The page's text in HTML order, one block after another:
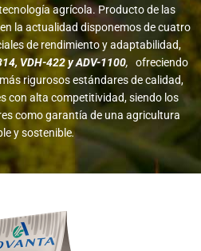
agrícola. Producto de las
la actualidad disponemos de cuatro
de rendimiento y adaptabilidad,
VDH-422 y ADV-1100, ofreciendo
rigurosos estándares de calidad,
con alta competitividad, siendo los
como garantía de una agricultura
y sostenible.